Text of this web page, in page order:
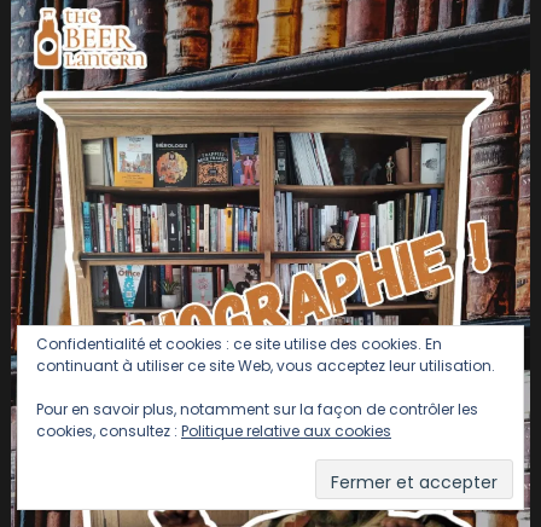
Confidentialité et cookies : ce site utilise des cookies. En
continuant à utiliser ce site Web, vous acceptez leur utilisation.
Pour en savoir plus, notamment sur la façon de contrôler les
cookies, consultez : Politique relative aux cookies